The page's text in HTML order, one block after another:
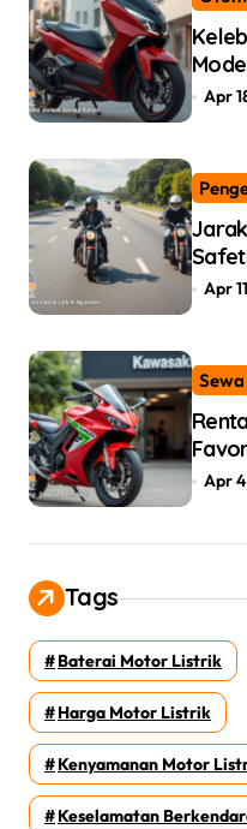
Apr
Apr
Apr
Tags
Baterai Motor Listrik
Harga Motor Listrik
Kenyamanan Motor
Keselamatan